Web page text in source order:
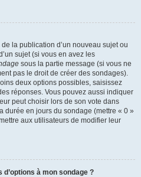
la publication d’un nouveau sujet ou
sujet (si vous en avez les
sous la partie message (si vous ne
pas le droit de créer des sondages).
deux options possibles, saisissez
réponses. Vous pouvez aussi indiquer
peut choisir lors de son vote dans
durée en jours du sondage (mettre « 0 »
aux utilisateurs de modifier leur
à mon sondage ?